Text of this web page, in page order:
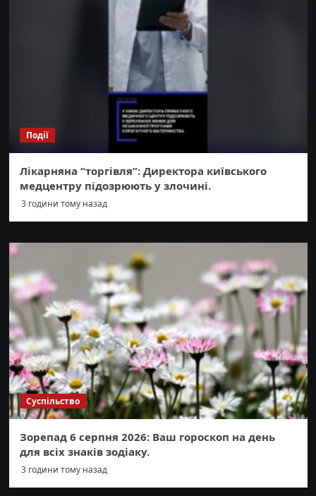
Події
Лікарняна “торгівля”: Директора київського
медцентру підозрюють у злочині.
3 години тому назад
Суспільство
Зорепад 6 серпня 2026: Ваш гороскоп на день
для всіх знаків зодіаку.
3 години тому назад